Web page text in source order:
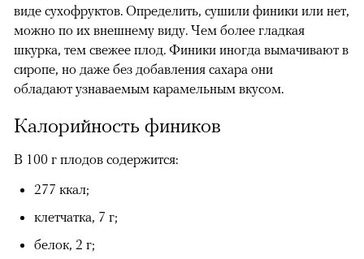
виде сухофруктов. Определить, сушили финики или нет,
можно по их внешнему виду. Чем более гладкая
шкурка, тем свежее плод. Финики иногда вымачивают в
сиропе, но даже без добавления сахара они
обладают узнаваемым карамельным вкусом.
Калорийность фиников
В 100 г плодов содержится:
277 ккал;
клетчатка, 7 г;
белок, 2 г;